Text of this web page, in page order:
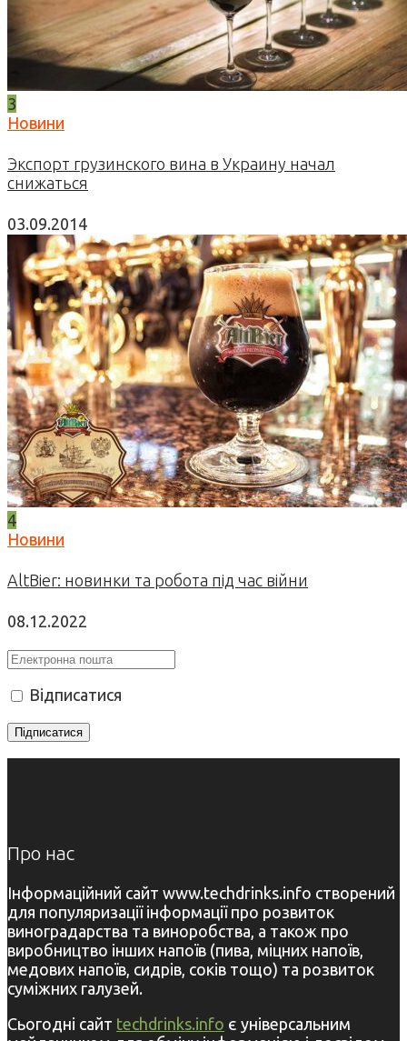
3
Новини
Экспорт грузинского вина в Украину начал
снижаться
03.09.2014
4
Новини
AltBier: новинки та робота під час війни
08.12.2022
Відписатися
Про нас
Інформаційний сайт www.techdrinks.info створений
для популяризації інформації про розвиток
виноградарства та виноробства, а також про
виробництво інших напоїв (пива, міцних напоїв,
медових напоїв, сидрів, соків тощо) та розвиток
суміжних галузей.
Сьогодні сайт techdrinks.info є універсальним